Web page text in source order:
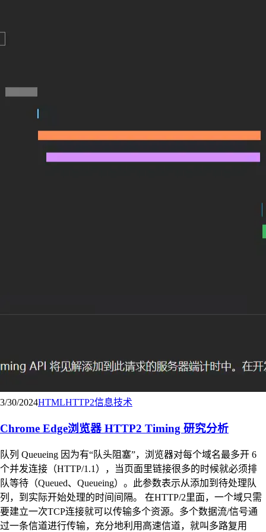
3/30/2024HTMLHTTP2信息技术
Chrome Edge浏览器 HTTP2 Timing 研究分析
队列 Queueing 因为有“队头阻塞”，浏览器对每个域名最多开 6
个并发连接（HTTP/1.1），当页面里链接很多的时候就必须排
队等待（Queued、Queueing）。此参数表示从添加到待处理队
列，到实际开始处理的时间间隔。 在HTTP/2里面，一个域只需
要建立一次TCP连接就可以传输多个资源。多个数据流/信号通
过一条信道进行传输，充分地利用高速信道，就叫多路复用